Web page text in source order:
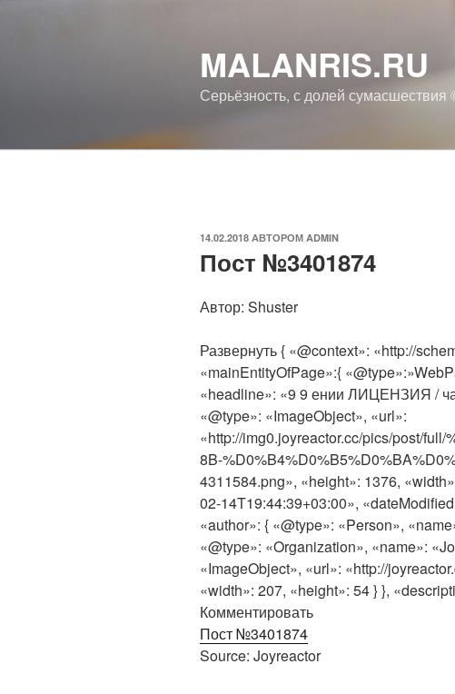
MALANRIS.RU
Серьёзность, с долей сумасшествия
ОПУБЛИКОВАНО
14.02.2018 АВТОРОМ ADMIN
Пост №3401874
Автор: Shuster
Развернуть { «@context»: «http://
«mainEntityOfPage»:{
«headline»: « 9 9 ении ЛИЦЕНЗИЯ /
«@type»: «ImageObject», «url»:
«http://img0.joyreactor.cc/pics/post/
8B-
4311584.png», «height»: 1376,
02-14T19:44:39+03:00»,
«author»: { «@type»: «Person»,
«@type»: «Organization», «name»:
«ImageObject», «url»: «http://
«width»: 207, «height»: 54 } },
Комментировать
Пост №3401874
Source: Joyreactor